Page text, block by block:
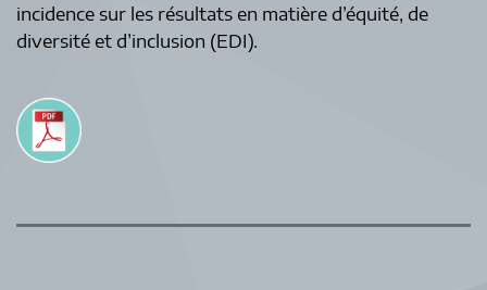
incidence sur les résultats en matière d’équité, de
diversité et d’inclusion (EDI).